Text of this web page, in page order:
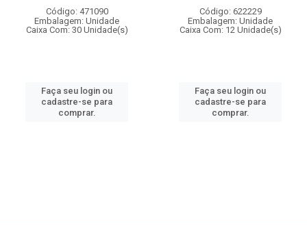
Código: 471090
Embalagem: Unidade
Caixa Com: 30 Unidade(s)
Faça seu login ou
cadastre-se para
comprar.
Código: 622229
Embalagem: Unidade
Caixa Com: 12 Unidade(s)
Faça seu login ou
cadastre-se para
comprar.